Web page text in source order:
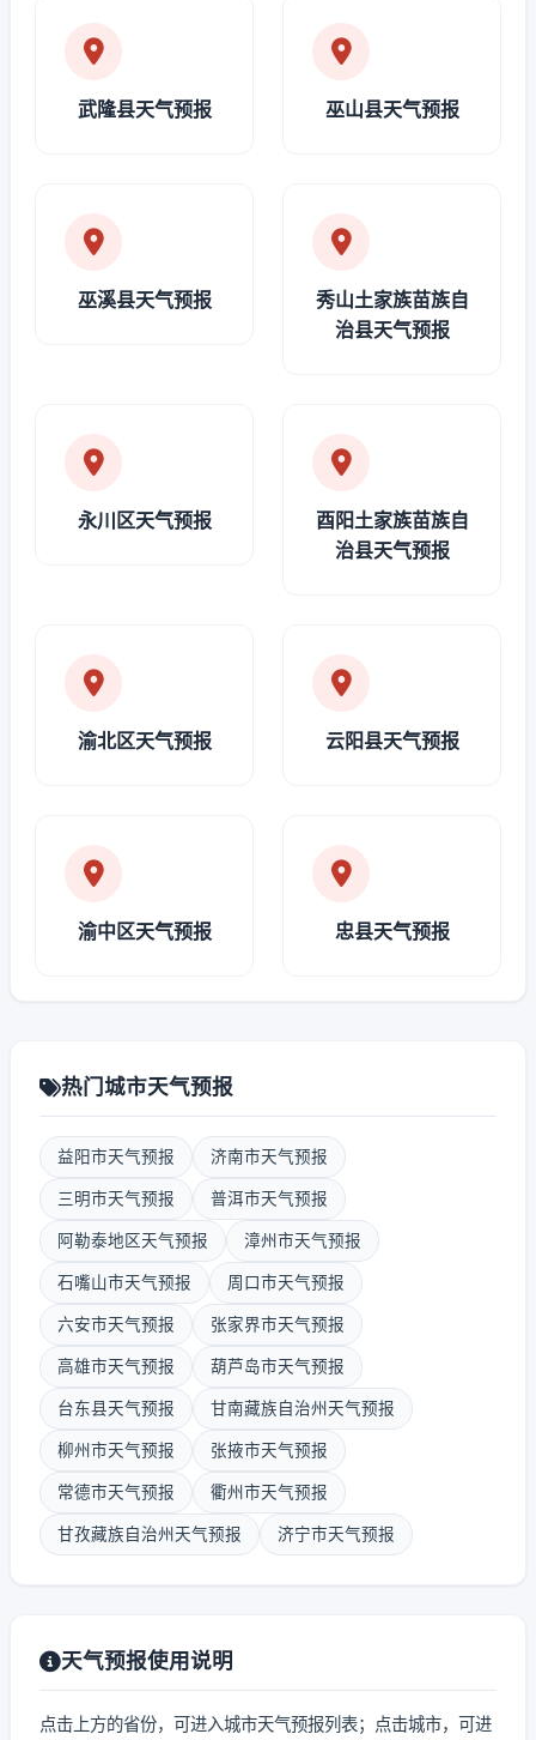
武隆县天气预报 巫山县天气预报
巫溪县天气预报
秀山土家族苗族自
治县天气预报
永川区天气预报
酉阳土家族苗族自
治县天气预报
渝北区天气预报 云阳县天气预报
渝中区天气预报 忠县天气预报
热门城市天气预报
益阳市天气预报 济南市天气预报
三明市天气预报 普洱市天气预报
阿勒泰地区天气预报 漳州市天气预报
石嘴山市天气预报 周口市天气预报
六安市天气预报 张家界市天气预报
高雄市天气预报 葫芦岛市天气预报
台东县天气预报 甘南藏族自治州天气预报
柳州市天气预报 张掖市天气预报
常德市天气预报 衢州市天气预报
甘孜藏族自治州天气预报 济宁市天气预报
天气预报使用说明
点击上方的省份，可进入城市天气预报列表；点击城市，可进